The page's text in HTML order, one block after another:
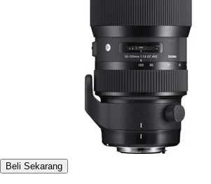
Beli Sekarang